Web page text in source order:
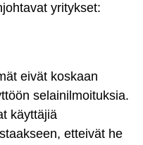
yritykset:
eivät koskaan
selainilmoituksia.
käyttäjiä
etteivät he